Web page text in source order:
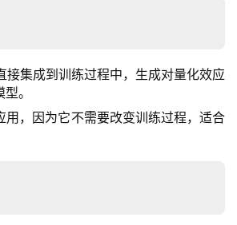
接集成到训练过程中，生成对量化效应
。
用，因为它不需要改变训练过程，适合